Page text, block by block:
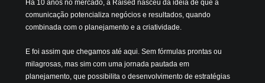
Há 10 anos no mercado, a Raised nasceu da ideia de que a
comunicação potencializa negócios e resultados, quando
combinada com o planejamento e a criatividade.
E foi assim que chegamos até aqui. Sem fórmulas prontas ou
milagrosas, mas sim com uma jornada pautada em
planejamento, que possibilita o desenvolvimento de estratégias